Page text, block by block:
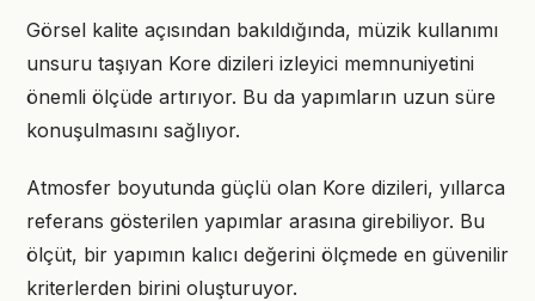
Görsel kalite açısından bakıldığında, müzik kullanımı
unsuru taşıyan Kore dizileri izleyici memnuniyetini
önemli ölçüde artırıyor. Bu da yapımların uzun süre
konuşulmasını sağlıyor.
Atmosfer boyutunda güçlü olan Kore dizileri, yıllarca
referans gösterilen yapımlar arasına girebiliyor. Bu
ölçüt, bir yapımın kalıcı değerini ölçmede en güvenilir
kriterlerden birini oluşturuyor.